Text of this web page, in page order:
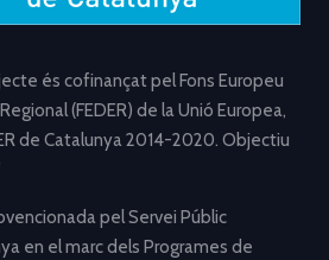
és cofinançat pel Fons Europeu
(FEDER) de la Unió Europea,
de Catalunya 2014-2020. Objectiu
pel Servei Públic
en el marc dels Programes de